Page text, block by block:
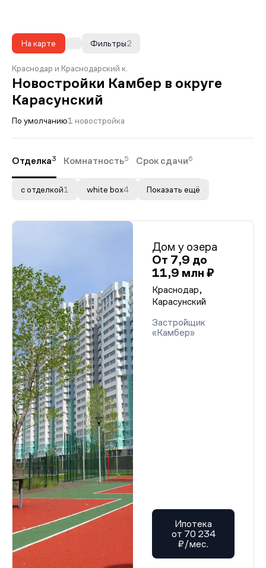
На карте 2
Фильтры
Краснодар и Краснодарский к.
Новостройки Камбер в округе
Карасунский
По умолчанию1 новостройка
Отделка3 Комнатность5 Срок сдачи6
с отделкой1 white box4 Показать ещё
Дом у озера
От 7,9 до
11,9 млн ₽
Краснодар,
Карасунский
Застройщик
«Камбер»
Ипотека
от 70 234
₽/мес.